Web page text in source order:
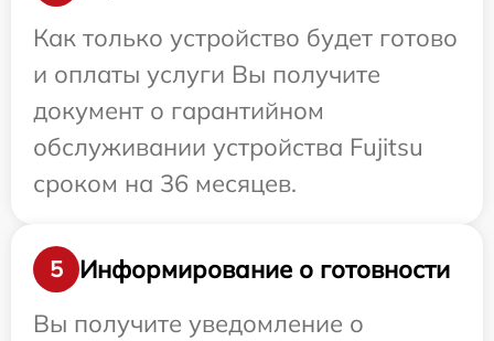
Как только устройство будет готово
и оплаты услуги Вы получите
документ о гарантийном
обслуживании устройства Fujitsu
сроком на 36 месяцев.
5
Информирование о готовности
Вы получите уведомление о